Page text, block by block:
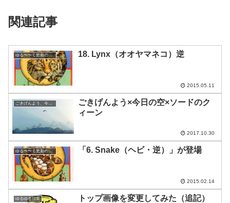
関連記事
ゆる〜〜く更新の日めくり 18. Lynx（オオヤマネコ）逆
2015.05.11
ごきげんよう、今日の空
ごきげんよう×今日の空×ソードのク
ィーン
2017.10.30
ゆる〜〜く更新の日めくり 「6. Snake（ヘビ・逆）」が登場
2015.02.14
ゆるゆる日常 トップ画像を変更してみた（追記）